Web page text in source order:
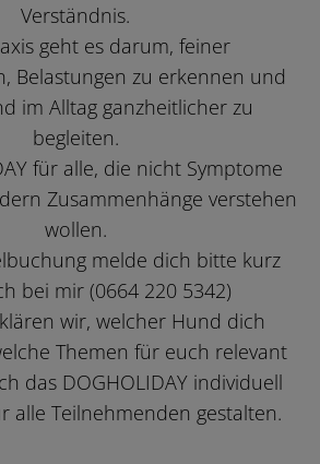
Verständnis.
geht es darum, feiner
Belastungen zu erkennen und
im Alltag ganzheitlicher zu
begleiten.
für alle, die nicht Symptome
Zusammenhänge verstehen
wollen.
melde dich bitte kurz
bei mir (0664 220 5342)
wir, welcher Hund dich
Themen für euch relevant
das DOGHOLIDAY individuell
alle Teilnehmenden gestalten.